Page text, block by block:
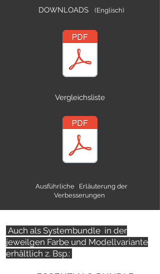
DOWNLOADS (Englisch)
Vergleichsliste
Ausführliche Erläuterung der
Verbesserungen
Auch als Systembundle in der
jeweilgen Farbe und Modellvariante
erhältlich z. Bsp.: